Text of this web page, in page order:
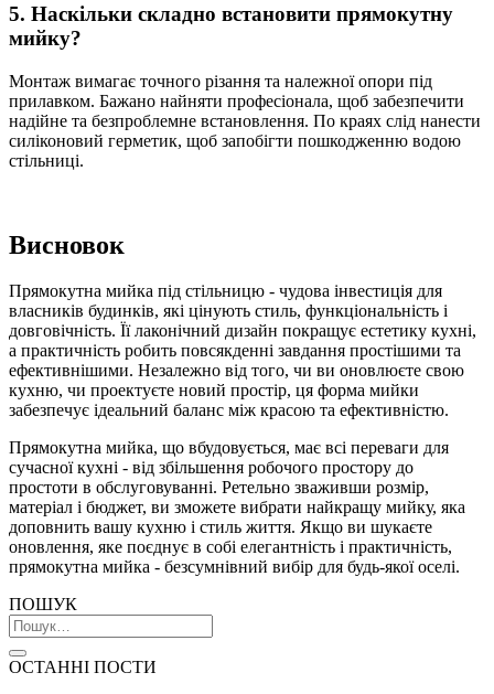
5. Наскільки складно встановити прямокутну
мийку?
Монтаж вимагає точного різання та належної опори під
прилавком. Бажано найняти професіонала, щоб забезпечити
надійне та безпроблемне встановлення. По краях слід нанести
силіконовий герметик, щоб запобігти пошкодженню водою
стільниці.
Висновок
Прямокутна мийка під стільницю - чудова інвестиція для
власників будинків, які цінують стиль, функціональність і
довговічність. Її лаконічний дизайн покращує естетику кухні,
а практичність робить повсякденні завдання простішими та
ефективнішими. Незалежно від того, чи ви оновлюєте свою
кухню, чи проектуєте новий простір, ця форма мийки
забезпечує ідеальний баланс між красою та ефективністю.
Прямокутна мийка, що вбудовується, має всі переваги для
сучасної кухні - від збільшення робочого простору до
простоти в обслуговуванні. Ретельно зваживши розмір,
матеріал і бюджет, ви зможете вибрати найкращу мийку, яка
доповнить вашу кухню і стиль життя. Якщо ви шукаєте
оновлення, яке поєднує в собі елегантність і практичність,
прямокутна мийка - безсумнівний вибір для будь-якої оселі.
ПОШУК
ОСТАННІ ПОСТИ